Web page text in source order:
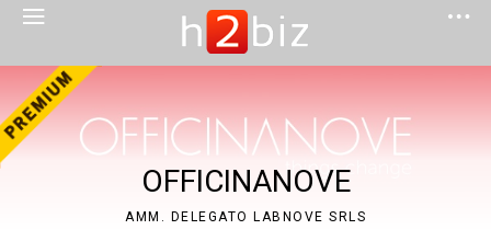
OFFICINANOVE
AMM. DELEGATO LABNOVE SRLS